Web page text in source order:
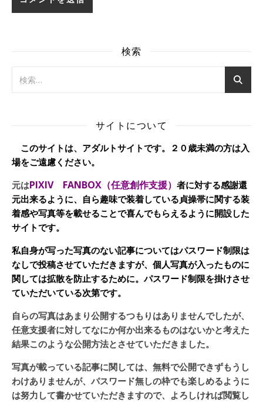
検索
サイトについて
このサイトは、アダルトサイトです。２０歳未満の方は入
場をご遠慮ください。
元はPIXIV FANBOX（任意創作支援） 者に対する感謝還
元出来るように、自ら趣味で装着している貞操帯に関する装
着感や写真等を載せることで喜んでもらえるように開設した
サイトです。
私自身が写った写真のない記事についてはパスワード制限は
なしで投稿させていただきますが、個人写真が入ったものに
関しては拡散を防止するために。パスワード制限を掛けさせ
ていただいている次第です。
自らの写真はあまり公開するつもりはありませんでしたが、
任意支援者に対してなにか何か出来るものはないかと考えた
結果このような公開方法とさせていただきました。
写真が載っている記事に関しては、無料で公開できずもうし
わけありませんが、パスワード無しの枠でも楽しめるように
は努力して書かせていただきますので、よろしければ閲覧し